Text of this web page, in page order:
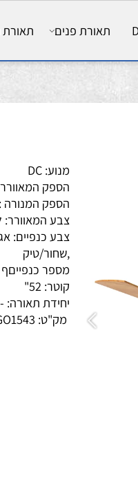
תאורת פנים תאורת חוץ
מנוע: DC
הספק המאוורר: 38W
הספק המנורה :18W
צבע המאוורר:
צבע כנפיים:
,שחור/טיק
מספר כנפייםף 3
קוטר: 52"
יחידת תאורה: - +
מק"ט: GO1543